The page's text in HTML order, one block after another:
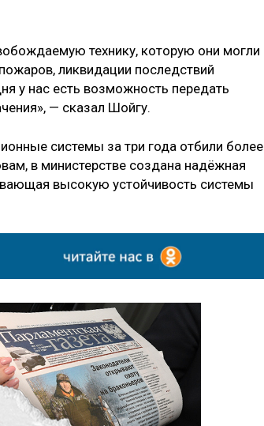
технику, которую они могли
ликвидации последствий
у нас есть возможность передать
— сказал Шойгу.
системы за три года отбили более
в министерстве создана надёжная
высокую устойчивость системы